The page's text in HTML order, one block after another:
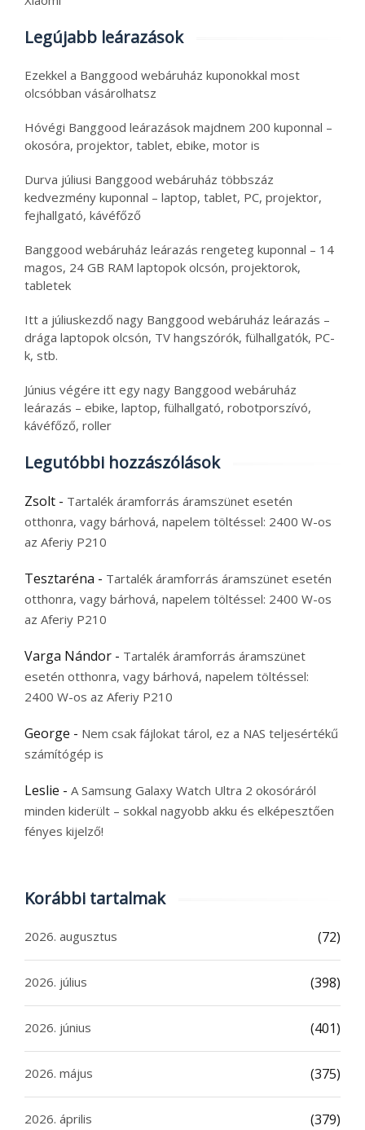
Legújabb leárazások
Ezekkel a Banggood webáruház kuponokkal most
olcsóbban vásárolhatsz
Hóvégi Banggood leárazások majdnem 200 kuponnal –
okosóra, projektor, tablet, ebike, motor is
Durva júliusi Banggood webáruház többszáz
kedvezmény kuponnal – laptop, tablet, PC, projektor,
fejhallgató, kávéfőző
Banggood webáruház leárazás rengeteg kuponnal – 14
magos, 24 GB RAM laptopok olcsón, projektorok,
tabletek
Itt a júliuskezdő nagy Banggood webáruház leárazás –
drága laptopok olcsón, TV hangszórók, fülhallgatók, PC-
k, stb.
Június végére itt egy nagy Banggood webáruház
leárazás – ebike, laptop, fülhallgató, robotporszívó,
kávéfőző, roller
Legutóbbi hozzászólások
Zsolt - Tartalék áramforrás áramszünet esetén
otthonra, vagy bárhová, napelem töltéssel: 2400 W-os
az Aferiy P210
Tesztaréna - Tartalék áramforrás áramszünet esetén
otthonra, vagy bárhová, napelem töltéssel: 2400 W-os
az Aferiy P210
Varga Nándor - Tartalék áramforrás áramszünet
esetén otthonra, vagy bárhová, napelem töltéssel:
2400 W-os az Aferiy P210
George - Nem csak fájlokat tárol, ez a NAS teljesértékű
számítógép is
Leslie - A Samsung Galaxy Watch Ultra 2 okosóráról
minden kiderült – sokkal nagyobb akku és elképesztően
fényes kijelző!
Korábbi tartalmak
2026. augusztus (72)
2026. július (398)
2026. június (401)
2026. május (375)
2026. április (379)